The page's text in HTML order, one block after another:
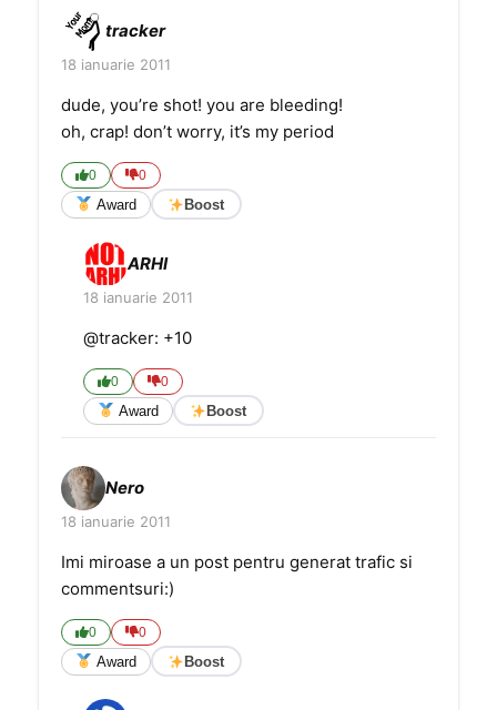
tracker
18 ianuarie 2011
dude, you’re shot! you are bleeding!
oh, crap! don’t worry, it’s my period
0 0
Award Boost
ARHI
18 ianuarie 2011
@tracker: +10
0 0
Award Boost
Nero
18 ianuarie 2011
Imi miroase a un post pentru generat trafic si
commentsuri:)
0 0
Award Boost